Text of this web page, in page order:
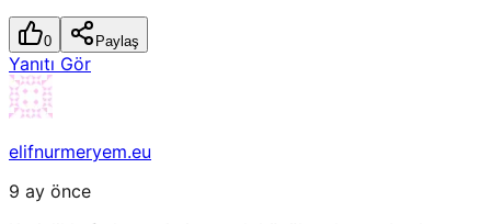
0 Paylaş
Yanıtı Gör
elifnurmeryem.eu
9 ay önce